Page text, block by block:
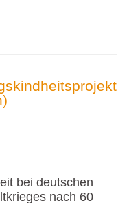
bei deutschen
nach 60